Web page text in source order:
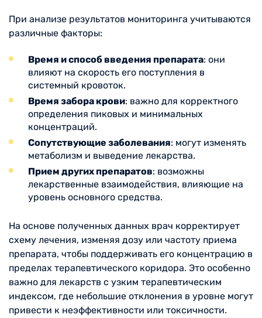
При анализе результатов мониторинга учитываются
различные факторы:
Время и способ введения препарата: они
влияют на скорость его поступления в
системный кровоток.
Время забора крови: важно для корректного
определения пиковых и минимальных
концентраций.
Сопутствующие заболевания: могут изменять
метаболизм и выведение лекарства.
Прием других препаратов: возможны
лекарственные взаимодействия, влияющие на
уровень основного средства.
На основе полученных данных врач корректирует
схему лечения, изменяя дозу или частоту приема
препарата, чтобы поддерживать его концентрацию в
пределах терапевтического коридора. Это особенно
важно для лекарств с узким терапевтическим
индексом, где небольшие отклонения в уровне могут
привести к неэффективности или токсичности.